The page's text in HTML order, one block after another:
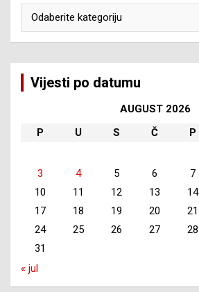
Vijesti po datumu
AUGUST 2026
P
U S Č P
3
4 5 6 7
10
11 12 13 14
17
18 19 20 21
24
25 26 27 28
31
« jul